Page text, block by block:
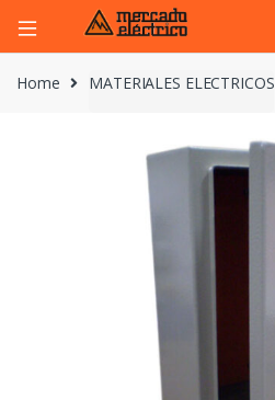
Home MATERIALES ELECTRICOS